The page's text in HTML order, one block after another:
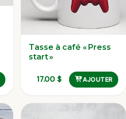
Tasse à café « Press
start »
17.00 $ AJOUTER